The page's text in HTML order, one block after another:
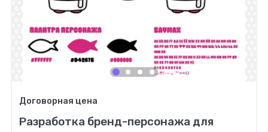
Договорная цена
Разработка бренд-персонажа для